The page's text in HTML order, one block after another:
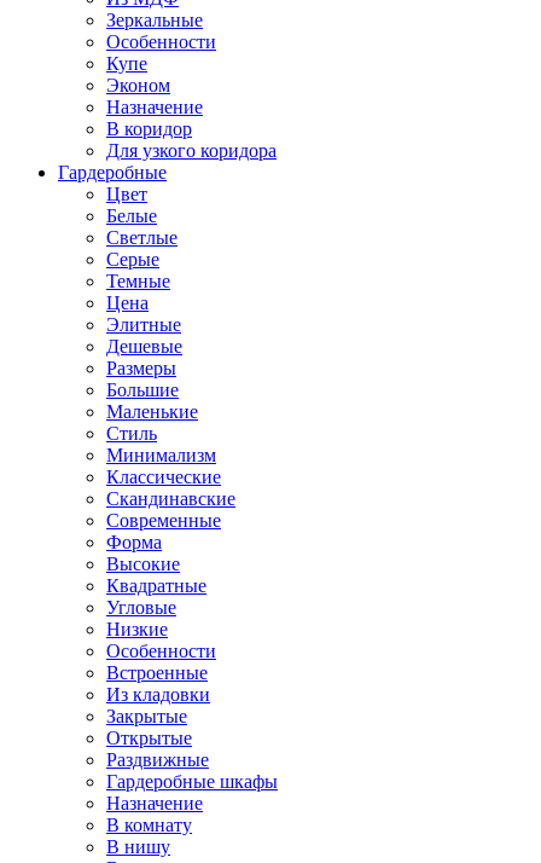
Зеркальные
Особенности
Купе
Эконом
Назначение
В коридор
Для узкого коридора
Гардеробные
Цвет
Белые
Светлые
Серые
Темные
Цена
Элитные
Дешевые
Размеры
Большие
Маленькие
Стиль
Минимализм
Классические
Скандинавские
Современные
Форма
Высокие
Квадратные
Угловые
Низкие
Особенности
Встроенные
Из кладовки
Закрытые
Открытые
Раздвижные
Гардеробные шкафы
Назначение
В комнату
В нишу